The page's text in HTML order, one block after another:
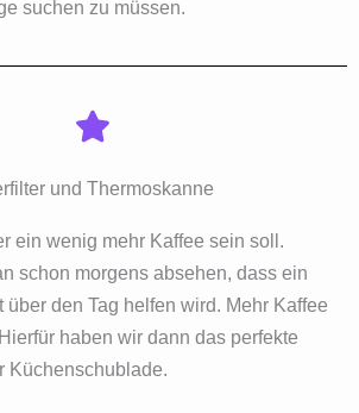
suchen zu müssen.
und Thermoskanne
ein wenig mehr Kaffee sein soll.
schon morgens absehen, dass ein
über den Tag helfen wird. Mehr Kaffee
haben wir dann das perfekte
Küchenschublade.